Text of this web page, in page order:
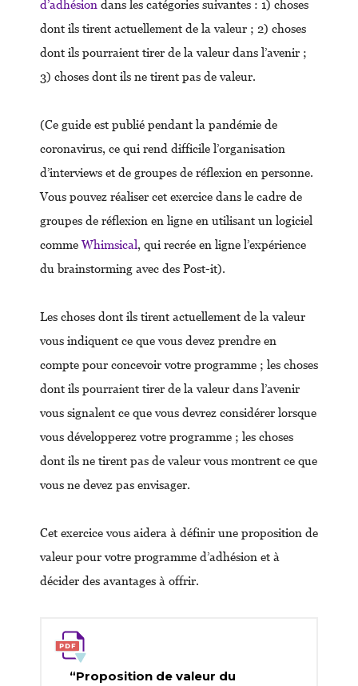
d’adhésion dans les catégories suivantes : 1) choses
dont ils tirent actuellement de la valeur ; 2) choses
dont ils pourraient tirer de la valeur dans l’avenir ;
3) choses dont ils ne tirent pas de valeur.
(Ce guide est publié pendant la pandémie de
coronavirus, ce qui rend difficile l’organisation
d’interviews et de groupes de réflexion en personne.
Vous pouvez réaliser cet exercice dans le cadre de
groupes de réflexion en ligne en utilisant un logiciel
comme Whimsical, qui recrée en ligne l’expérience
du brainstorming avec des Post-it).
Les choses dont ils tirent actuellement de la valeur
vous indiquent ce que vous devez prendre en
compte pour concevoir votre programme ; les choses
dont ils pourraient tirer de la valeur dans l’avenir
vous signalent ce que vous devrez considérer lorsque
vous développerez votre programme ; les choses
dont ils ne tirent pas de valeur vous montrent ce que
vous ne devez pas envisager.
Cet exercice vous aidera à définir une proposition de
valeur pour votre programme d’adhésion et à
décider des avantages à offrir.
“Proposition de valeur du